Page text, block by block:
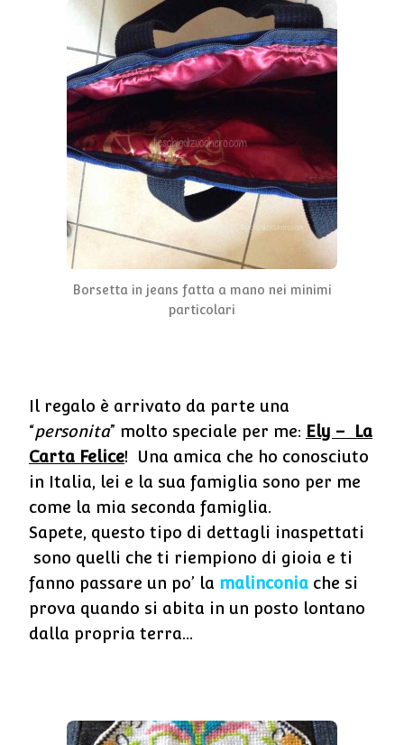
Borsetta in jeans fatta a mano nei minimi
particolari
Il regalo è arrivato da parte una
“personita” molto speciale per me: Ely – La
Carta Felice! Una amica che ho conosciuto
in Italia, lei e la sua famiglia sono per me
come la mia seconda famiglia.
Sapete, questo tipo di dettagli inaspettati
sono quelli che ti riempiono di gioia e ti
fanno passare un po’ la malinconia che si
prova quando si abita in un posto lontano
dalla propria terra…